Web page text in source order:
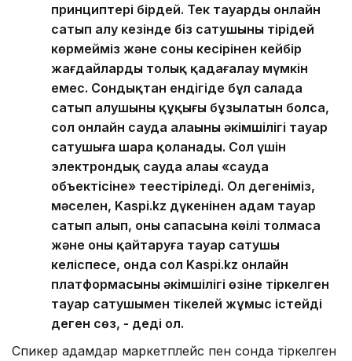
принциптері бірдей. Тек тауарды онлайн
сатып алу кезінде біз сатушыны тірідей
көрмейміз және соның кесірінен кейбір
жағдайларды толық қадағалау мүмкін
емес. Сондықтан ендігіде бұл салада
сатып алушының құқығы бұзылатын болса,
сол онлайн сауда алаңының әкімшілігі тауар
сатушыға шара қоланады. Сол үшін
электрондық сауда алаңы «сауда
объектісіне» теңестіріледі. Ол дегеніміз,
мәселен, Kaspi.kz дүкенінен адам тауар
сатып алып, оның сапасына көңілі толмаса
және оны қайтаруға тауар сатушы
келіспесе, онда сол Kaspi.kz онлайн
платформасының әкімшілігі өзіне тіркелген
тауар сатушымен тікелей жұмыс істейді
деген сөз, - деді ол.
Спикер адамдар маркетплейс пен сонда тіркелген